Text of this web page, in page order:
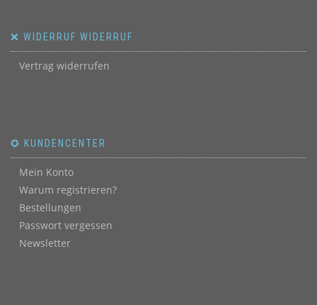
❌ WIDERRUF WIDERRUF
Vertrag widerrufen
✪ KUNDENCENTER
Mein Konto
Warum registrieren?
Bestellungen
Passwort vergessen
Newsletter